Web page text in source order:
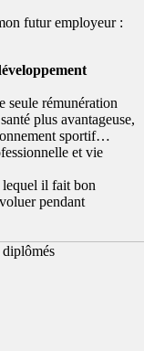
futur employeur :
seule rémunération
plus avantageuse,
sportif…
et vie
lequel il fait bon
pendant